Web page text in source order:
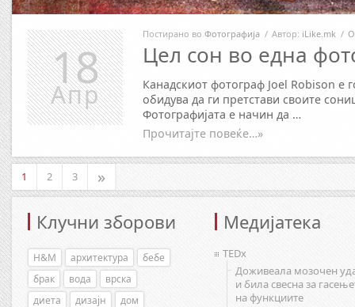
Постирано во Фотографија / Автор: iLike.mk /
Цел сон во една
Канадскиот фотограф Joel Robison е
обидува да ги претстави своите
Фотографијата е начин да …
Прочитајте повеќе…»
18
Апр
1 2 3 »
Клучни зборови
H&M архитектура
бебе
брак
вода
врска
диета
дизајн дом
Медијатека
TEDx
Доживеала мозочен
и била свесна за
на функциите